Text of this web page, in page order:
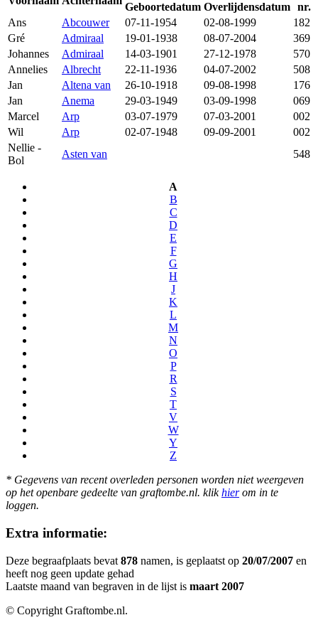
Geboortedatum Overlijdensdatum nr.
Ans
Abcouwer 07-11-1954 02-08-1999
182
Gré
Admiraal 19-01-1938 08-07-2004
369
Johannes
Admiraal 14-03-1901 27-12-1978
570
Annelies
Albrecht 22-11-1936 04-07-2002
508
Jan
Altena van 26-10-1918 09-08-1998
176
Jan
Anema 29-03-1949 03-09-1998
069
Marcel
Arp 03-07-1979 07-03-2001
002
Wil
Arp 02-07-1948 09-09-2001
002
Nellie -
Bol
Asten van 548
A
B
C
D
E
F
G
H
J
K
L
M
N
O
P
R
S
T
V
W
Y
Z
* Gegevens van recent overleden personen worden niet weergeven
op het openbare gedeelte van graftombe.nl. klikhierom in te
loggen.
Extra informatie:
Deze begraafplaats bevat 878 namen, is geplaatst op 20/07/2007 en
heeft nog geen update gehad
Laatste maand van begraven in de lijst is maart 2007
© Copyright Graftombe.nl.